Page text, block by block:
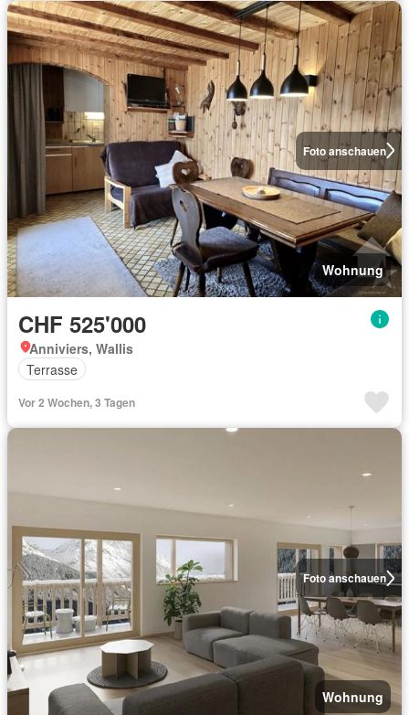
Foto anschauen
Wohnung
CHF 525'000
Anniviers, Wallis
Terrasse
Vor 2 Wochen, 3 Tagen
Foto anschauen
Wohnung